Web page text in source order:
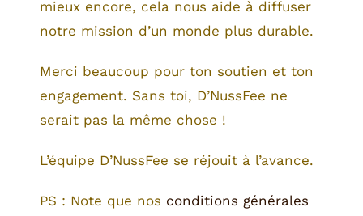
mieux encore, cela nous aide à diffuser
notre mission d’un monde plus durable.
Merci beaucoup pour ton soutien et ton
engagement. Sans toi, D’NussFee ne
serait pas la même chose !
L’équipe D’NussFee se réjouit à l’avance.
PS : Note que nos conditions générales